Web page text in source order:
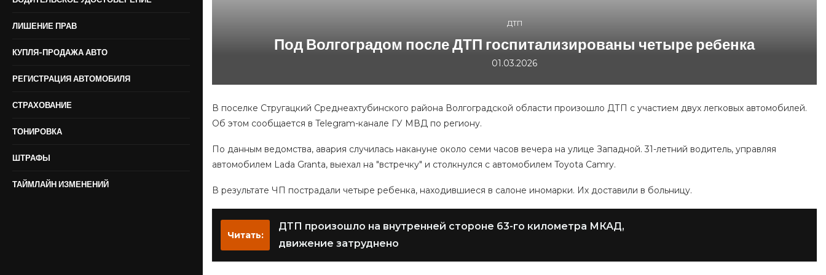
ЛИШЕНИЕ ПРАВ
КУПЛЯ-ПРОДАЖА АВТО
РЕГИСТРАЦИЯ АВТОМОБИЛЯ
СТРАХОВАНИЕ
ТОНИРОВКА
ШТРАФЫ
ТАЙМЛАЙН ИЗМЕНЕНИЙ
ДТП
Под Волгоградом после ДТП госпитализированы четыре ребенка
01.03.2026
В поселке Стругацкий Среднеахтубинского района Волгоградской области произошло ДТП с участием двух легковых автомобилей.
Об этом сообщается в Telegram-канале ГУ МВД по региону.
По данным ведомства, авария случилась накануне около семи часов вечера на улице Западной. 31-летний водитель, управляя
автомобилем Lada Granta, выехал на "встречку" и столкнулся с автомобилем Toyota Camry.
В результате ЧП пострадали четыре ребенка, находившиеся в салоне иномарки. Их доставили в больницу.
Читать:
ДТП произошло на внутренней стороне 63-го километра МКАД,
движение затруднено